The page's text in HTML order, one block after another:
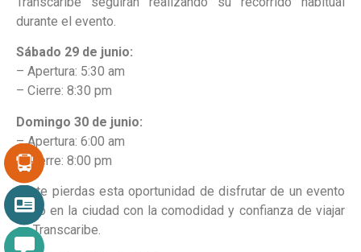
durante el evento.
Sábado 29 de junio:
– Apertura: 5:30 am
– Cierre: 8:30 pm
Domingo 30 de junio:
– Apertura: 6:00 am
– Cierre: 8:00 pm
No te pierdas esta oportunidad de disfrutar de un evento
único en la ciudad con la comodidad y confianza de viajar
en Transcaribe.